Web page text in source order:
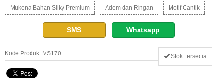
Mukena Bahan Silky Premium Adem dan Ringan Motif Cantik
SMS Whatsapp
Kode Produk: MS170 Stok Tersedia